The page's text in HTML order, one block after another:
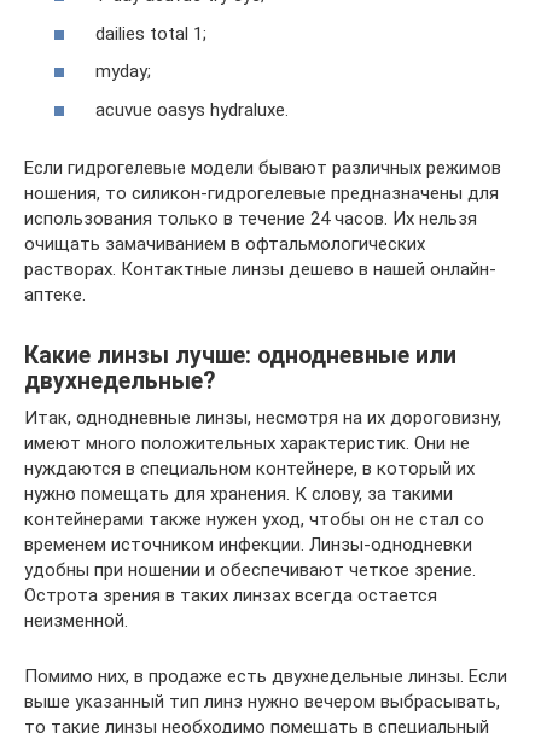
dailies total 1;
myday;
acuvue oasys hydraluxe.
Если гидрогелевые модели бывают различных режимов
ношения, то силикон-гидрогелевые предназначены для
использования только в течение 24 часов. Их нельзя
очищать замачиванием в офтальмологических
растворах. Контактные линзы дешево в нашей онлайн-
аптеке.
Какие линзы лучше: однодневные или
двухнедельные?
Итак, однодневные линзы, несмотря на их дороговизну,
имеют много положительных характеристик. Они не
нуждаются в специальном контейнере, в который их
нужно помещать для хранения. К слову, за такими
контейнерами также нужен уход, чтобы он не стал со
временем источником инфекции. Линзы-однодневки
удобны при ношении и обеспечивают четкое зрение.
Острота зрения в таких линзах всегда остается
неизменной.
Помимо них, в продаже есть двухнедельные линзы. Если
выше указанный тип линз нужно вечером выбрасывать,
то такие линзы необходимо помещать в специальный